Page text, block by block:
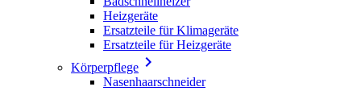
Heizgeräte
Ersatzteile für Klimageräte
Ersatzteile für Heizgeräte
Körperpflege 
Nasenhaarschneider